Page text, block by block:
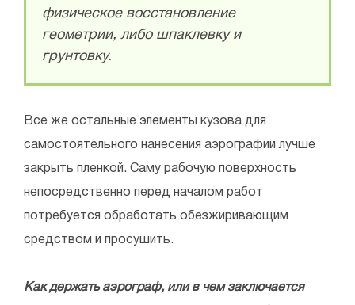
физическое восстановление
геометрии, либо шпаклевку и
грунтовку.
Все же остальные элементы кузова для
самостоятельного нанесения аэрографии лучше
закрыть пленкой. Саму рабочую поверхность
непосредственно перед началом работ
потребуется обработать обезжиривающим
средством и просушить.
Как держать аэрограф, или в чем заключается